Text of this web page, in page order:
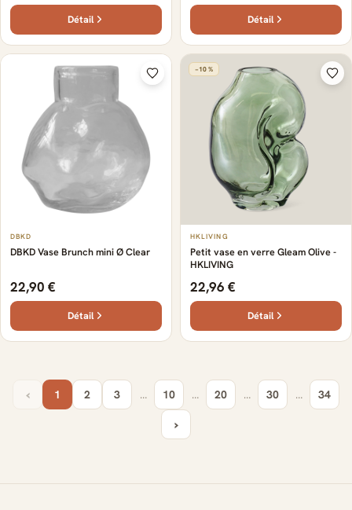
Détail Détail
DBKD
DBKD Vase Brunch mini Ø Clear
22,90 €
Détail
−10 %
HKLIVING
Petit vase en verre Gleam Olive -
HKLIVING
22,96 €
Détail
‹ 1 2 3 … 10 … 20 … 30 … 34
›